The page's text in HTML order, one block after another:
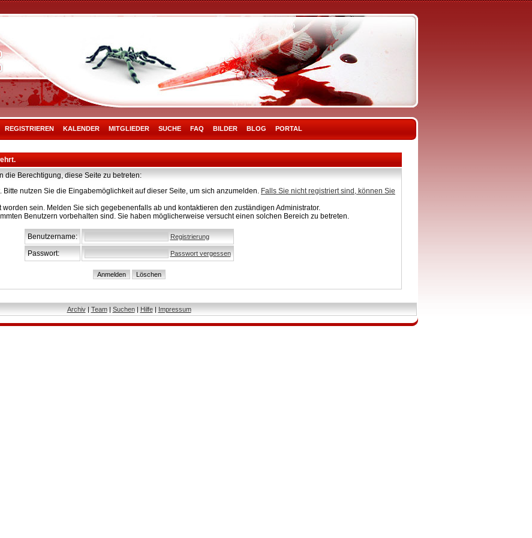
REGISTRIEREN KALENDER MITGLIEDER SUCHE FAQ BILDER BLOG PORTAL
die Berechtigung, diese Seite zu betreten:
nutzen Sie die Eingabemöglichkeit auf dieser Seite, um sich anzumelden. Falls Sie nicht registriert sind, können Sie
worden sein. Melden Sie sich gegebenenfalls ab und kontaktieren den zuständigen Administrator.
Benutzern vorbehalten sind. Sie haben möglicherweise versucht einen solchen Bereich zu betreten.
Benutzername: Registrierung
Passwort: Passwort vergessen
Archiv| Team| Suchen| Hilfe| Impressum